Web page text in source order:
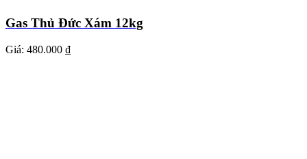
Gas Thủ Đức Xám 12kg
Giá: 480.000 ₫